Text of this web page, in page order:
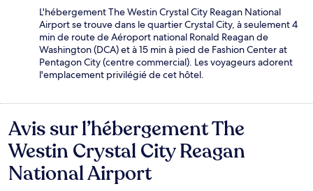
L'hébergement The Westin Crystal City Reagan National
Airport se trouve dans le quartier Crystal City, à seulement 4
min de route de Aéroport national Ronald Reagan de
Washington (DCA) et à 15 min à pied de Fashion Center at
Pentagon City (centre commercial). Les voyageurs adorent
l'emplacement privilégié de cet hôtel.
Avis
Avis sur l’hébergement The
Westin Crystal City Reagan
National Airport